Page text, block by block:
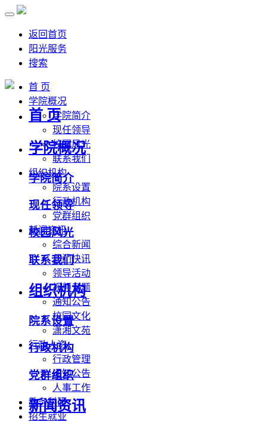
返回首页
阳光服务
搜索
首 页
学院概况
学院简介
现任领导
校园风光
联系我们
组织机构
院系设置
行政机构
党群组织
新闻资讯
综合新闻
部门快讯
领导活动
视频专题
通知公告
校园文化
潇湘文苑
行政人资
行政管理
通知公告
人事工作
教务科研
招生就业
首 页
学院概况
学院简介
现任领导
校园风光
联系我们
组织机构
院系设置
行政机构
党群组织
新闻资讯